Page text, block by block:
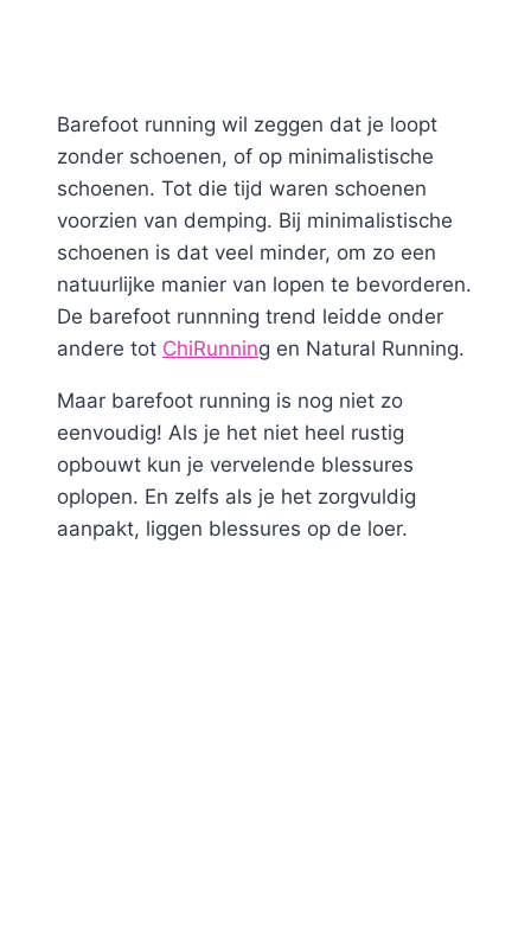
Barefoot running wil zeggen dat je loopt
zonder schoenen, of op minimalistische
schoenen. Tot die tijd waren schoenen
voorzien van demping. Bij minimalistische
schoenen is dat veel minder, om zo een
natuurlijke manier van lopen te bevorderen.
De barefoot runnning trend leidde onder
andere tot ChiRunning en Natural Running.
Maar barefoot running is nog niet zo
eenvoudig! Als je het niet heel rustig
opbouwt kun je vervelende blessures
oplopen. En zelfs als je het zorgvuldig
aanpakt, liggen blessures op de loer.